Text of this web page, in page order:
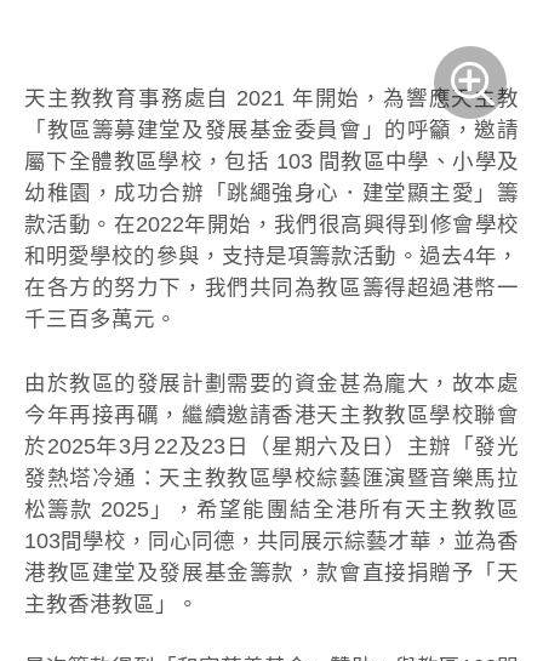
天主教教育事務處自 2021 年開始，為響應天主教
「教區籌募建堂及發展基金委員會」的呼籲，邀請
屬下全體教區學校，包括 103 間教區中學、小學及
幼稚園，成功合辦「跳繩強身心．建堂顯主愛」籌
款活動。在2022年開始，我們很高興得到修會學校
和明愛學校的參與，支持是項籌款活動。過去4年，
在各方的努力下，我們共同為教區籌得超過港幣一
千三百多萬元。
由於教區的發展計劃需要的資金甚為龐大，故本處
今年再接再礪，繼續邀請香港天主教教區學校聯會
於2025年3月22及23日（星期六及日）主辦「發光
發熱塔冷通：天主教教區學校綜藝匯演暨音樂馬拉
松籌款 2025」，希望能團結全港所有天主教教區
103間學校，同心同德，共同展示綜藝才華，並為香
港教區建堂及發展基金籌款，款會直接捐贈予「天
主教香港教區」。